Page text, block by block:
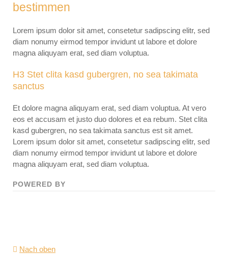
bestimmen
Lorem ipsum dolor sit amet, consetetur sadipscing elitr, sed
diam nonumy eirmod tempor invidunt ut labore et dolore
magna aliquyam erat, sed diam voluptua.
H3 Stet clita kasd gubergren, no sea takimata
sanctus
Et dolore magna aliquyam erat, sed diam voluptua. At vero
eos et accusam et justo duo dolores et ea rebum. Stet clita
kasd gubergren, no sea takimata sanctus est sit amet.
Lorem ipsum dolor sit amet, consetetur sadipscing elitr, sed
diam nonumy eirmod tempor invidunt ut labore et dolore
magna aliquyam erat, sed diam voluptua.
POWERED BY
Nach oben